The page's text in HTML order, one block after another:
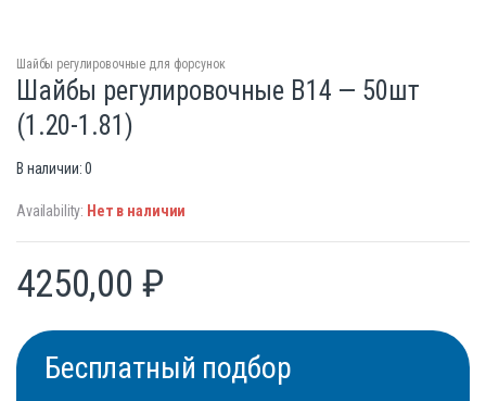
Шайбы регулировочные для форсунок
Шайбы регулировочные B14 — 50шт
(1.20-1.81)
В наличии: 0
Availability: Нет в наличии
4250,00 ₽
Бесплатный подбор